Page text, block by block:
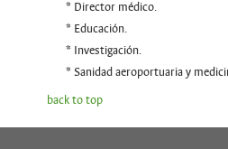
* Director médico.
* Educación.
* Investigación.
* Sanidad aeroportuaria y
back to top